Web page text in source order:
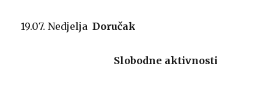
19.07. Nedjelja Doručak
Slobodne aktivnosti